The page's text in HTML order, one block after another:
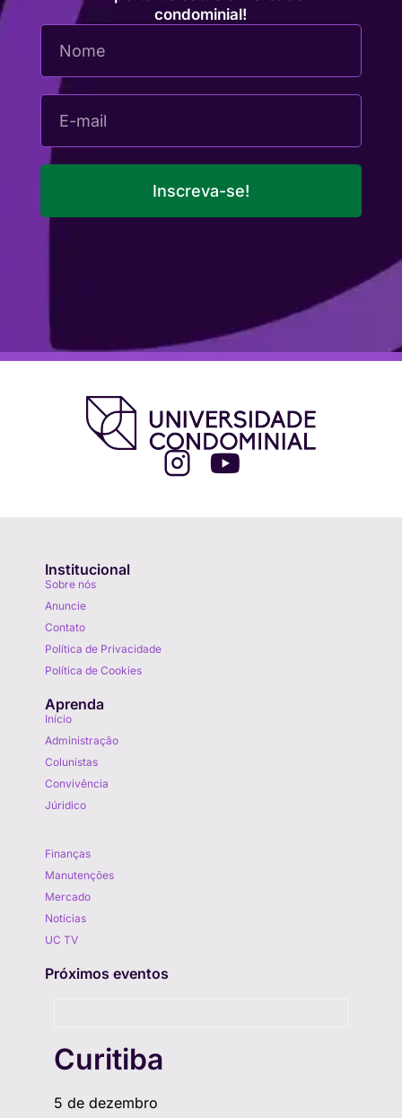
condominial!
Inscreva-se!
Institucional
Sobre nós
Anuncie
Contato
Política de Privacidade
Política de Cookies
Aprenda
Início
Administração
Colunistas
Convivência
Júridico
Finanças
Manutenções
Mercado
Notícias
UC TV
Próximos eventos
Curitiba
5 de dezembro